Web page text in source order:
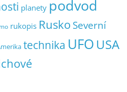
planety podvod
rukopis Rusko Severní
technika UFO USA